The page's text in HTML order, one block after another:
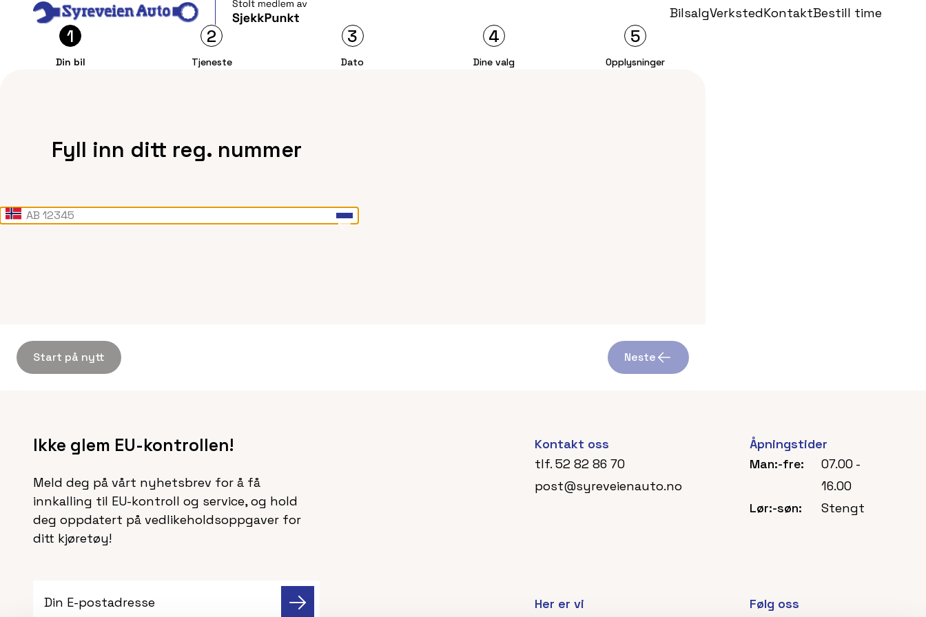
BilsalgVerkstedKontaktBestill time
1
Din bil
2
Tjeneste
3
Dato
4
Dine valg
5
Opplysninger
Fyll inn ditt reg. nummer
AB 12345
Start på nytt Neste
Ikke glem EU-kontrollen!
Meld deg på vårt nyhetsbrev for å få
innkalling til EU-kontroll og service, og hold
deg oppdatert på vedlikeholdsoppgaver for
ditt kjøretøy!
Din E-postadresse
Kontakt oss
tlf. 52 82 86 70
post@syreveienauto.no
Åpningstider
Man:-fre:
07.00 -
16.00
Lør:-søn:
Stengt
Her er vi
Følg oss